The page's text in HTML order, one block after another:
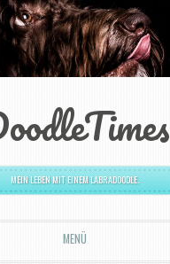
MEIN LEBEN MIT EINEM LABRADOODLE.
MENÜ